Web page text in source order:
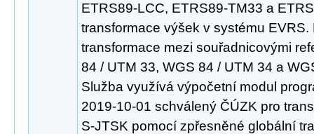
ETRS89-LCC, ETRS89-TM33 a
transformace výšek v systému
transformace mezi souřadnicovými
84 / UTM 33, WGS 84 / UTM 34 a
Služba využívá výpočetní modul
2019-10-01 schválený ČÚZK pro
S-JTSK pomocí zpřesněné globální